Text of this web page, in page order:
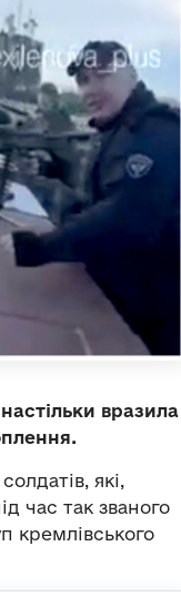
вразила
які,
час так званого
кремлівського